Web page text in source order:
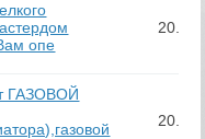
опе
ГАЗОВОЙ